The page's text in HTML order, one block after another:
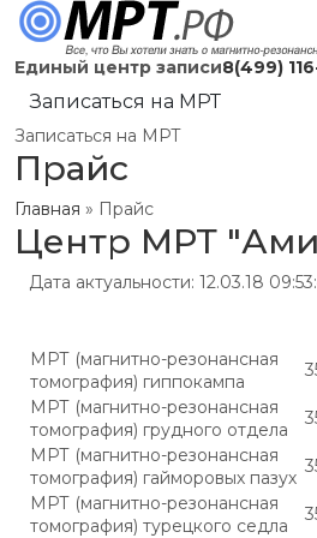
Единый центр записи8(499)
Записаться на МРТ
Записаться на МРТ
Прайс
Главная » Прайс
Центр МРТ
Дата актуальности: 12.03.18
МРТ (магнитно-резонансная
томография) гиппокампа
МРТ (магнитно-резонансная
томография) грудного отдела
МРТ (магнитно-резонансная
томография) гайморовых пазух
МРТ (магнитно-резонансная
томография) турецкого седла